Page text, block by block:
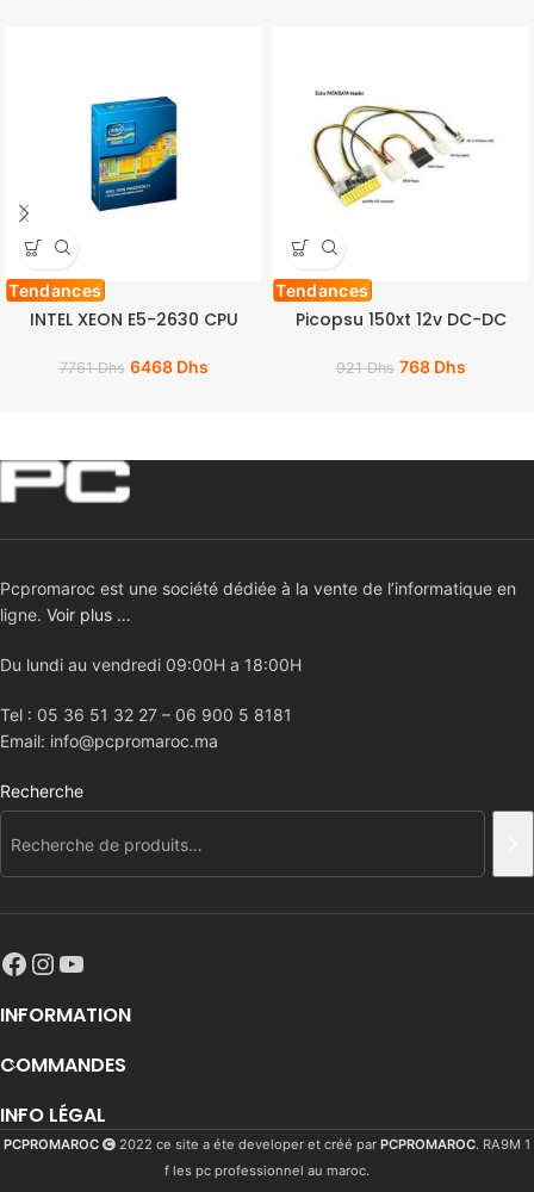
Tendances
INTEL XEON E5-2630 CPU
7761Dhs 6468 Dhs
Tendances
Picopsu 150xt 12v DC-DC
921Dhs 768 Dhs
Pcpromaroc est une société dédiée à la vente de l’informatique en
ligne. Voir plus …
Du lundi au vendredi 09:00H a 18:00H
Tel : 05 36 51 32 27 – 06 900 5 8181
Email: info@pcpromaroc.ma
Recherche
INFORMATION
COMMANDES
INFO LÉGAL
PCPROMAROC 2022 ce site a éte developer et créé par PCPROMAROC. RA9M 1
f les pc professionnel au maroc.